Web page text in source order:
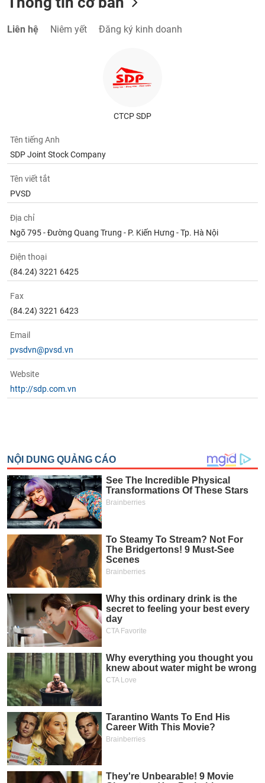
Liên hệ Niêm yết Đăng ký kinh doanh
CTCP SDP
Tên tiếng Anh
SDP Joint Stock Company
Tên viết tắt
PVSD
Địa chỉ
Ngõ 795 - Đường Quang Trung - P. Kiến Hưng - Tp. Hà Nội
Điện thoại
(84.24) 3221 6425
Fax
(84.24) 3221 6423
Email
pvsdvn@pvsd.vn
Website
http://sdp.com.vn